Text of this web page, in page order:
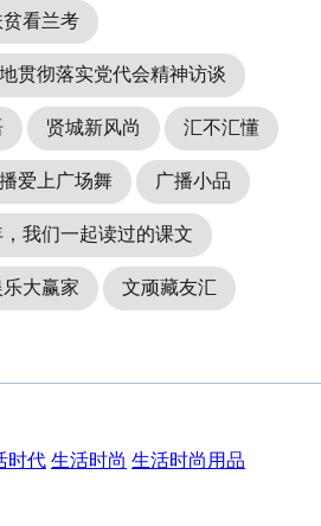
看兰考
贯彻落实党代会精神访谈
贤城新风尚 汇不汇懂
爱上广场舞 广播小品
我们一起读过的课文
大赢家 文顽藏友汇
时代 生活时尚 生活时尚用品